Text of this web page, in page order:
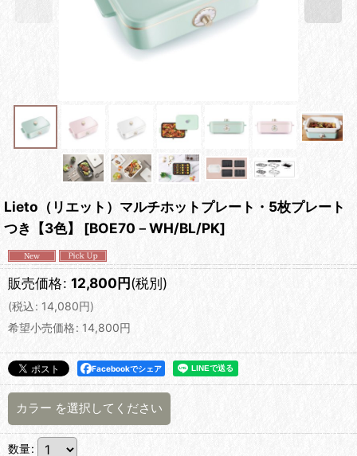
Lieto（リエット）マルチホットプレート・5枚プレート
つき【3色】
[BOE70－WH/BL/PK]
販売価格: 12,800円(税別)
(税込: 14,080円)
希望小売価格: 14,800円
Facebookでシェア
カラー を選択してください
数量: